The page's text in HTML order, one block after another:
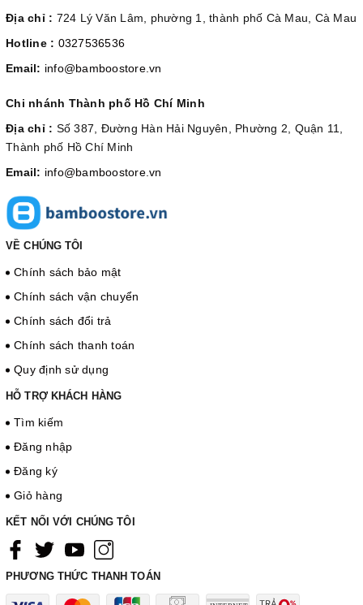
Địa chỉ : 724 Lý Văn Lâm, phường 1, thành phố Cà Mau, Cà Mau
Hotline : 0327536536
Email: info@bamboostore.vn
Chi nhánh Thành phố Hồ Chí Minh
Địa chỉ : Số 387, Đường Hàn Hải Nguyên, Phường 2, Quận 11,
Thành phố Hồ Chí Minh
Email: info@bamboostore.vn
VỀ CHÚNG TÔI
Chính sách bảo mật
Chính sách vận chuyển
Chính sách đổi trả
Chính sách thanh toán
Quy định sử dụng
HỖ TRỢ KHÁCH HÀNG
Tìm kiếm
Đăng nhập
Đăng ký
Giỏ hàng
KẾT NỐI VỚI CHÚNG TÔI
PHƯƠNG THỨC THANH TOÁN